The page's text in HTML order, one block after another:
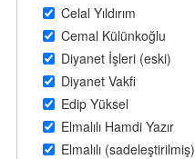
Celal Yıldırım
Cemal Külünkoğlu
Diyanet İşleri (eski)
Diyanet Vakfi
Edip Yüksel
Elmalılı Hamdi Yazır
Elmalılı (sadeleştirilmiş)